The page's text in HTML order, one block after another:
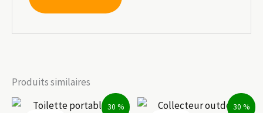
Produits similaires
30 % 30 %